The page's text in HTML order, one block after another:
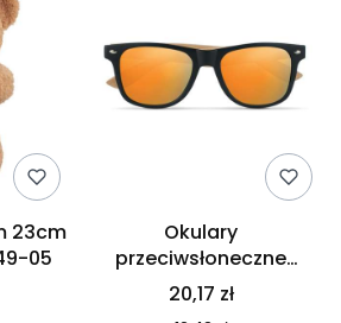
23cm
05
Okulary
przeciwsłoneczne
CALIFORNIA TOUCH
MO9617-10
20,17 zł